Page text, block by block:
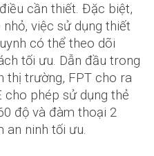
cần thiết. Đặc biệt,
việc sử dụng thiết
có thể theo dõi
tối ưu. Dẫn đầu trong
thị trường, FPT cho ra
cho phép sử dụng thẻ
độ và đàm thoại 2
an ninh tối ưu.